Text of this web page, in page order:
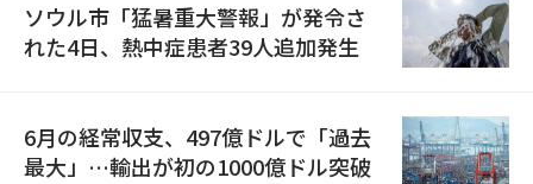
ソウル市「猛暑重大警報」が発令さ
れた4日、熱中症患者39人追加発生
6月の経常収支、497億ドルで「過去
最大」…輸出が初の1000億ドル突破